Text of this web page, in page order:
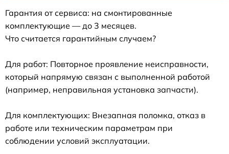
Гарантия от сервиса: на смонтированные
комплектующие — до 3 месяцев.
Что считается гарантийным случаем?
Для работ: Повторное проявление неисправности,
который напрямую связан с выполненной работой
(например, неправильная установка запчасти).
Для комплектующих: Внезапная поломка, отказ в
работе или техническим параметрам при
соблюдении условий эксплуатации.